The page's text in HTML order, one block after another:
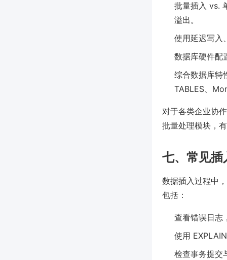
批量插入 vs.
溢出。
使用延迟写入
数据库硬件配
综合数据库特
TABLES、
对于各类企业协
批量处理模块，
七、常见插
数据插入过程中
包括：
查看错误日志
使用
检查事务提交